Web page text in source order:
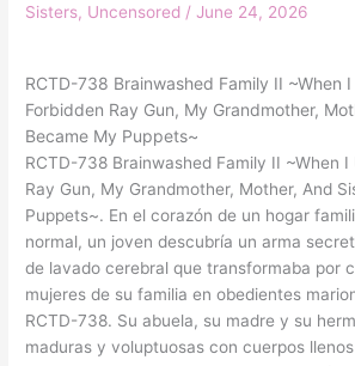
Sisters, Uncensored /June 24, 2026
RCTD-738 Brainwashed Family II ~When
Forbidden Ray Gun, My Grandmother,
Became My Puppets~
RCTD-738 Brainwashed Family II ~When I
Ray Gun, My Grandmother, Mother, And
Puppets~. En el corazón de un hogar
normal, un joven descubría un arma
de lavado cerebral que transformaba por
mujeres de su familia en obedientes
RCTD-738. Su abuela, su madre y su
maduras y voluptuosas con cuerpos